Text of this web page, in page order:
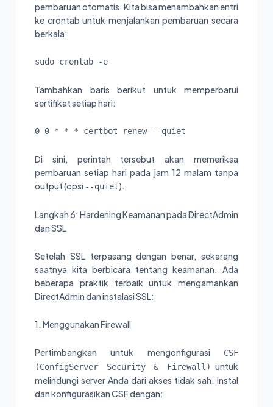
pembaruan otomatis. Kita bisa menambahkan entri
ke crontab untuk menjalankan pembaruan secara
berkala:
sudo crontab -e
Tambahkan baris berikut untuk memperbarui
sertifikat setiap hari:
0 0 * * * certbot renew --quiet
Di sini, perintah tersebut akan memeriksa
pembaruan setiap hari pada jam 12 malam tanpa
output (opsi --quiet).
Langkah 6: Hardening Keamanan pada DirectAdmin
dan SSL
Setelah SSL terpasang dengan benar, sekarang
saatnya kita berbicara tentang keamanan. Ada
beberapa praktik terbaik untuk mengamankan
DirectAdmin dan instalasi SSL:
1. Menggunakan Firewall
Pertimbangkan untuk mengonfigurasi
CSF
(ConfigServer Security & Firewall) untuk
melindungi server Anda dari akses tidak sah. Instal
dan konfigurasikan CSF dengan: